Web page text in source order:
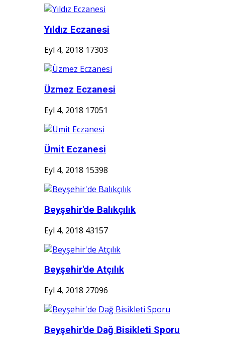
Yıldız Eczanesi
Eyl 4, 2018 17303
Üzmez Eczanesi
Eyl 4, 2018 17051
Ümit Eczanesi
Eyl 4, 2018 15398
Beyşehir'de Balıkçılık
Eyl 4, 2018 43157
Beyşehir'de Atçılık
Eyl 4, 2018 27096
Beyşehir'de Dağ Bisikleti Sporu